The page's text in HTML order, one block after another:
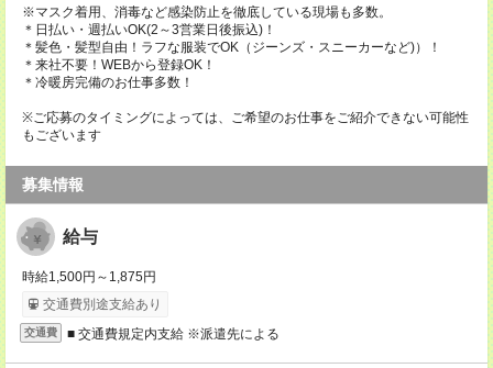
※マスク着用、消毒など感染防止を徹底している現場も多数。
＊日払い・週払いOK(2～3営業日後振込)！
＊髪色・髪型自由！ラフな服装でOK（ジーンズ・スニーカーなど)）！
＊来社不要！WEBから登録OK！
＊冷暖房完備のお仕事多数！
※ご応募のタイミングによっては、ご希望のお仕事をご紹介できない可能性
もございます
募集情報
給与
時給1,500円～1,875円
交通費別途支給あり
交通費 ■ 交通費規定内支給 ※派遣先による